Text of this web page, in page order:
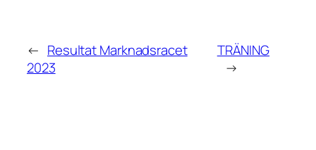
← Resultat Marknadsracet
2023
TRÄNING
→